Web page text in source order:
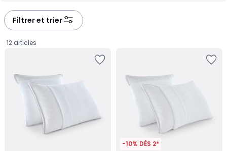
Filtrer et trier
12 articles
-10% DÈS 2*